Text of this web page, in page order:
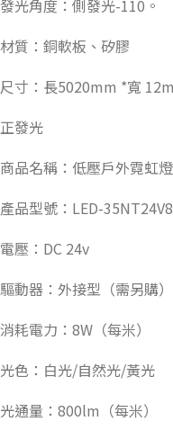
發光角度：側發光-110。
材質：銅軟板、矽膠
尺寸：長5020mm *寬
正發光
商品名稱：低壓戶外霓虹
產品型號：LED-
電壓：DC 24v
驅動器：外接型（需另購）
消耗電力：8W（每米）
光色：白光/自然光/黃光
光通量：800lm（每米）